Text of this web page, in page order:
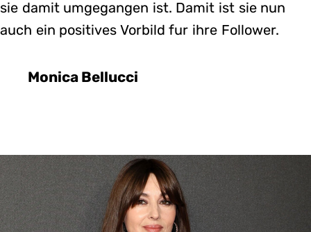
sie damit umgegangen ist. Damit ist sie nun
auch ein positives Vorbild fur ihre Follower.
Monica Bellucci